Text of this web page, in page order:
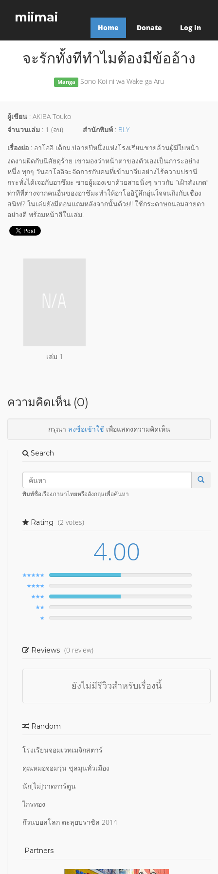
miimai
Home Donate Log in
จะรักทั้งทีทำไมต้องมีข้ออ้าง
Manga Sono Koi ni wa Wake ga Aru
ผู้เขียน : AKIBA Touko
จำนวนเล่ม : 1 (จบ) สำนักพิมพ์ : BLY
เรื่องย่อ : อาโออิ เด็กม.ปลายปีหนึ่งแห่งโรงเรียนชายล้วนผู้มีใบหน้า
งดงามผิดกับนิสัยดุร้าย เขามองว่าหน้าตาของตัวเองเป็นภาระอย่าง
หนึ่ง ทุกๆ วันอาโออิจะจัดการกับคนที่เข้ามาจีบอย่างไร้ความปรานี
กระทั่งได้เจอกับอาซึมะ ชายผู้มองเขาด้วยสายนิ่งๆ ราวกับ “เฝ้าสังเกต”
ท่าทีที่ต่างจากคนอื่นของอาซึมะทำให้อาโออิรู้สึกอุ่นใจจนถึงกับเชื่อง
สนิท!? ในเล่มยังมีตอนแถมหลังจากนั้นด้วย!! ใช้กระดาษถนอมสายตา
อย่างดี พร้อมหน้าสีในเล่ม!
เล่ม 1
ความคิดเห็น (0)
กรุณา ลงชื่อเข้าใช้เพื่อแสดงความคิดเห็น
Search
พิมพ์ชื่อเรื่องภาษาไทยหรืออังกฤษเพื่อค้นหา
Rating (2 votes)
4.00
Reviews (0 review)
ยังไม่มีรีวิวสำหรับเรื่องนี้
Random
โรงเรียนจอมเวทเมจิกสตาร์
คุณหมอจอมวุ่น ชุลมุนทั่วเมือง
นัก[ไม่]วาดการ์ตูน
ไกรทอง
ก๊วนบอลโลก ตะลุยบราซิล 2014
Partners